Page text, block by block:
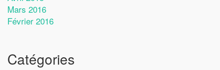
Mars 2016
Février 2016
Catégories